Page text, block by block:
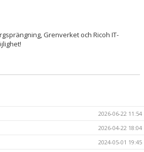
Grenverket och Ricoh IT-
2026-06-22 11:54
2026-04-22 18:04
2024-05-01 19:45